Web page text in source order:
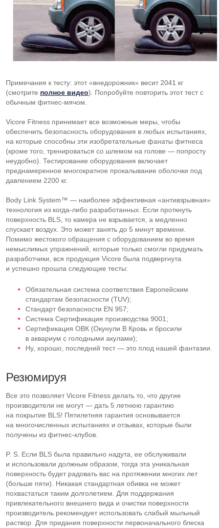
Примечания к тесту: этот «внедорожник» весит 2041 кг
(смотрите полное видео). Попробуйте повторить этот тест с
обычным фитнес-мячом.
Vicore Fitness принимает все возможные меры, чтобы
обеспечить безопасность оборудования в любых испытаниях,
на которые способны эти изобретательные фанаты фитнеса
(кроме того, тренироваться со шлемом на голове — попросту
неудобно). Тестирование оборудования включает
преднамеренное многократное прокалывание оболочки под
давлением 2200 кг.
Body Link System™ — наиболее эффективная «антивзрывная»
технология из когда-либо разработанных. Если проткнуть
поверхность BLS, то камера не взрывается, а медленно
спускает воздух. Это может занять до 5 минут времени.
Помимо жестокого обращения с оборудованием во время
немыслимых упражнений, которые только смогли придумать
разработчики, вся продукция Vicore была подвергнута
и успешно прошла следующие тесты:
Обязательная система соответствия Европейским
стандартам безопасности (TUV);
Стандарт безопасности EN 957;
Система Сертификация производства 9001;
Сертификация ОВК (Окунули В Кровь и бросили
в аквариум с голодными акулами);
Ну, хорошо, последний тест — это плод нашей фантазии.
Резюмируя
Все это позволяет Vicore Fitness делать то, что другие
производители не могут — дать 5 летнюю гарантию
на покрытие BLS! Пятилетняя гарантия основывается
на многочисленных испытаниях и отзывах, которые были
получены из фитнес-клубов
P. S. Если BLS была правильно надута, ее обслуживали
и использовали должным образом, тогда эта уникальная
поверхность будет радовать вас на протяжении многих лет
(больше пяти). Никакая стандартная обивка не может
похвастаться таким долголетием. Для поддержания
привлекательного внешнего вида и очистки поверхности
производитель рекомендует использовать слабый мыльный
раствор. Для придания поверхности первоначального блеска